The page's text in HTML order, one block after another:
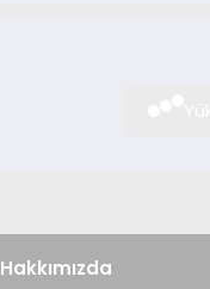
Hakkımızda